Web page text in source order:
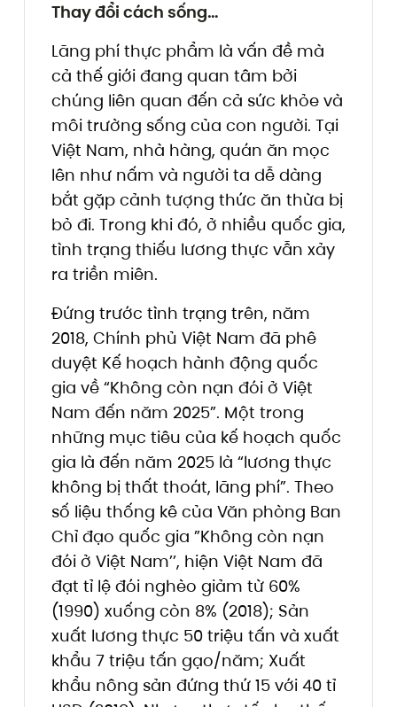
Thay đổi cách sống…
Lãng phí thực phẩm là vấn đề mà
cả thế giới đang quan tâm bởi
chúng liên quan đến cả sức khỏe và
môi trường sống của con người. Tại
Việt Nam, nhà hàng, quán ăn mọc
lên như nấm và người ta dễ dàng
bắt gặp cảnh tượng thức ăn thừa bị
bỏ đi. Trong khi đó, ở nhiều quốc gia,
tình trạng thiếu lương thực vẫn xảy
ra triền miên.
Đứng trước tình trạng trên, năm
2018, Chính phủ Việt Nam đã phê
duyệt Kế hoạch hành động quốc
gia về “Không còn nạn đói ở Việt
Nam đến năm 2025”. Một trong
những mục tiêu của kế hoạch quốc
gia là đến năm 2025 là “lương thực
không bị thất thoát, lãng phí”. Theo
số liệu thống kê của Văn phòng Ban
Chỉ đạo quốc gia ”Không còn nạn
đói ở Việt Nam’’, hiện Việt Nam đã
đạt tỉ lệ đói nghèo giảm từ 60%
(1990) xuống còn 8% (2018); Sản
xuất lương thực 50 triệu tấn và xuất
khẩu 7 triệu tấn gạo/năm; Xuất
khẩu nông sản đứng thứ 15 với 40 tỉ